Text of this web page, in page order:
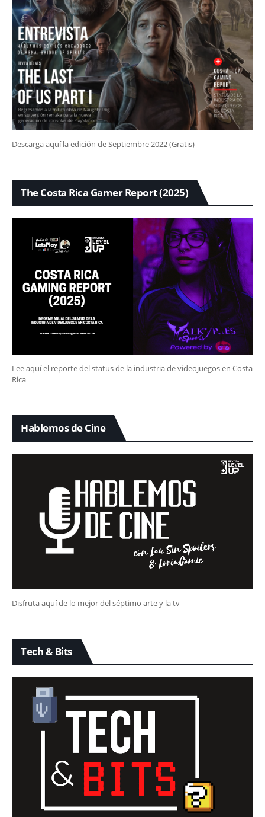
Descarga aquí la edición de Septiembre 2022 (Gratis)
The Costa Rica Gamer Report (2025)
Lee aquí el reporte del status de la industria de videojuegos en Costa
Rica
Hablemos de Cine
Disfruta aquí de lo mejor del séptimo arte y la tv
Tech & Bits